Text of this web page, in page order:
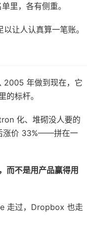
里，各有侧重。
让人认真算一笔账。
2005 年做到现在，它
的标杆。
化、堆砌没人要的
涨价 33%——拼在一
而不是用产品赢得用
走过，Dropbox 也走